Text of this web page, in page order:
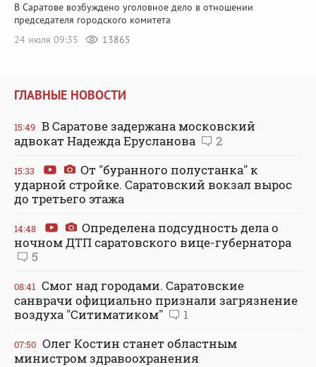
В Саратове возбуждено уголовное дело в отношении
председателя городского комитета
24 июля 09:35
13865
ГЛАВНЫЕ НОВОСТИ
15:49 В Саратове задержана московский
адвокат Надежда Ерусланова
2
15:33
От "буранного полустанка" к
ударной стройке. Саратовский вокзал вырос
до третьего этажа
14:48
Определена подсудность дела о
ночном ДТП саратовского вице-губернатора
5
08:41 Смог над городами. Саратовские
санврачи официально признали загрязнение
воздуха "Ситиматиком"
1
07:50 Олег Костин станет областным
министром здравоохранения